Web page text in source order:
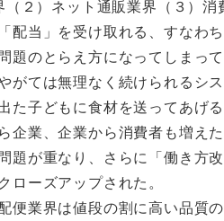
２）ネット通販業界（３）
配当」を受け取れる、すなわ
題のとらえ方になってしまっ
ては無理なく続けられるシ
子どもに食材を送ってあげ
企業、企業から消費者も増え
題が重なり、さらに「働き方
ーズアップされた。
業界は値段の割に高い品質